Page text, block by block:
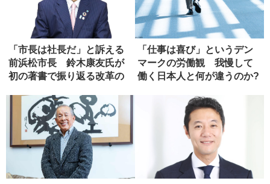
「市長は社長だ」と訴える
前浜松市長 鈴木康友氏が
初の著書で振り返る改革の
「仕事は喜び」というデン
マークの労働観 我慢して
働く日本人と何が違うのか?